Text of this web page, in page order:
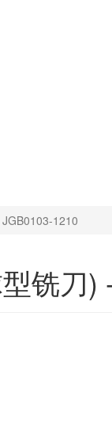
JGB0103-1210
铣刀)